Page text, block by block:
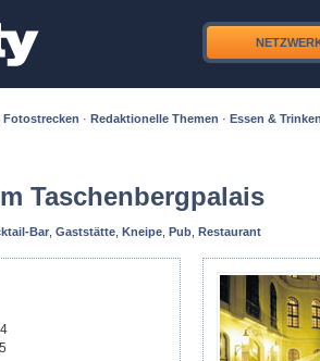
Fotostrecken · Redaktionelle Themen · Essen &
Taschenbergpalais
Bar Gaststätte Kneipe Pub Restaurant